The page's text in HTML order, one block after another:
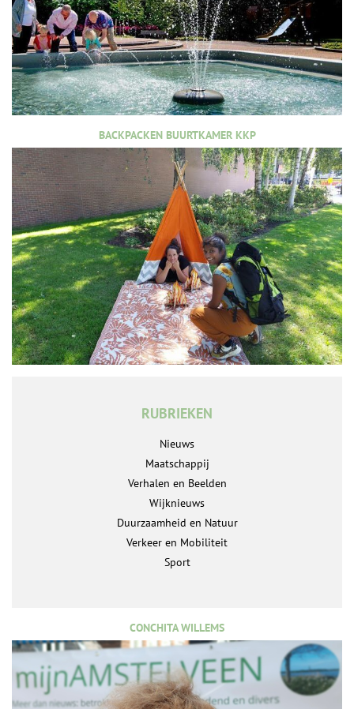
BACKPACKEN BUURTKAMER KKP
RUBRIEKEN
Nieuws
Maatschappij
Verhalen en Beelden
Wijknieuws
Duurzaamheid en Natuur
Verkeer en Mobiliteit
Sport
CONCHITA WILLEMS